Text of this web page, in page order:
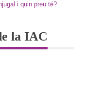
i quin preu té?
la IAC